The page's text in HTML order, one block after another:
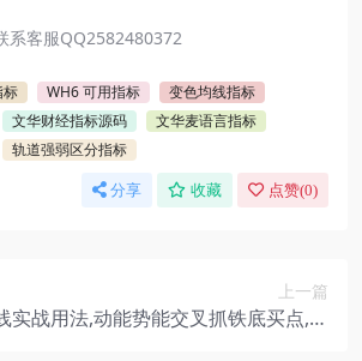
系客服QQ2582480372
标 WH6 可用指标
变色均线指标
文华财经指标源码
文华麦语言指标
轨道强弱区分指标
分享 收藏 点赞(0)
上一篇
实战用法,动能势能交叉抓铁底买点,箱